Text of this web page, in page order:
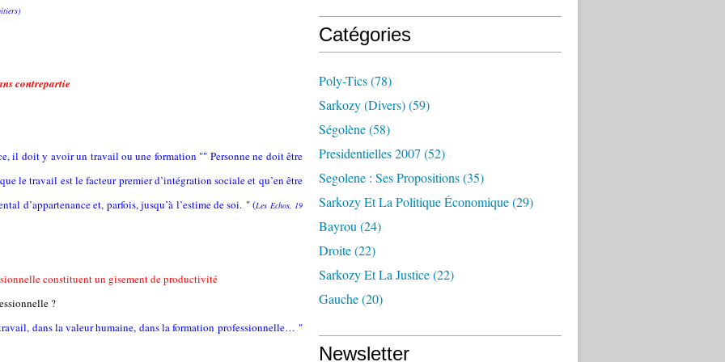
contrepartie
il doit y avoir un travail ou une formation "" Personne ne doit être
le travail est le facteur premier d’intégration sociale et qu’en être
d’appartenance et, parfois, jusqu’à l’estime de soi. " (Les Echos, 19
constituent un gisement de productivité
?
dans la valeur humaine, dans la formation professionnelle… "
Catégories
Poly-Tics(78)
Sarkozy (divers)(59)
Ségolène(58)
Presidentielles 2007 (52)
Segolene : Ses Propositions(35)
Sarkozy Et La Politique Économique(29)
Bayrou (24)
Droite(22)
Sarkozy Et La Justice(22)
Gauche(20)
Newsletter